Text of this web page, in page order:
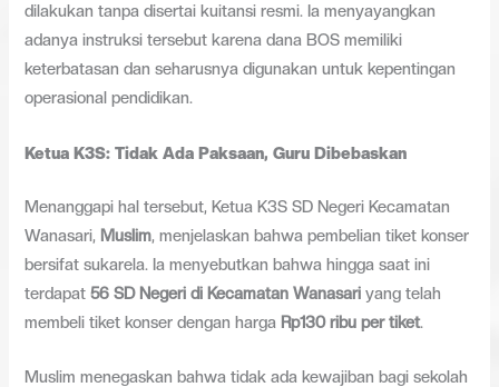
dilakukan tanpa disertai kuitansi resmi. Ia menyayangkan
adanya instruksi tersebut karena dana BOS memiliki
keterbatasan dan seharusnya digunakan untuk kepentingan
operasional pendidikan.
Ketua K3S: Tidak Ada Paksaan, Guru Dibebaskan
Menanggapi hal tersebut, Ketua K3S SD Negeri Kecamatan
Wanasari, Muslim, menjelaskan bahwa pembelian tiket konser
bersifat sukarela. Ia menyebutkan bahwa hingga saat ini
terdapat56 SD Negeri di Kecamatan Wanasari yang telah
membeli tiket konser dengan harga Rp130 ribu per tiket.
Muslim menegaskan bahwa tidak ada kewajiban bagi sekolah